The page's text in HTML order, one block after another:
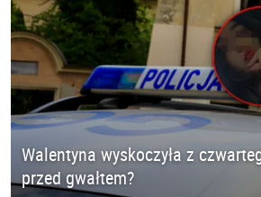
Walentyna wyskoczyła z
przed gwałtem?